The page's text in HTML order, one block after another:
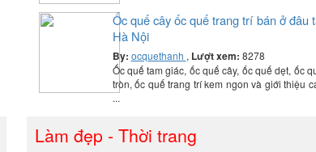
Ốc quế cây ốc quế trang trí bán ở đâu
Hà Nội
By: ocquethanh , Lượt xem: 8278
Ốc quế tam giác, ốc quế cây, ốc quế dẹt, ốc
tròn, ốc quế trang trí kem ngon và giới thiệu
...
Làm đẹp - Thời trang